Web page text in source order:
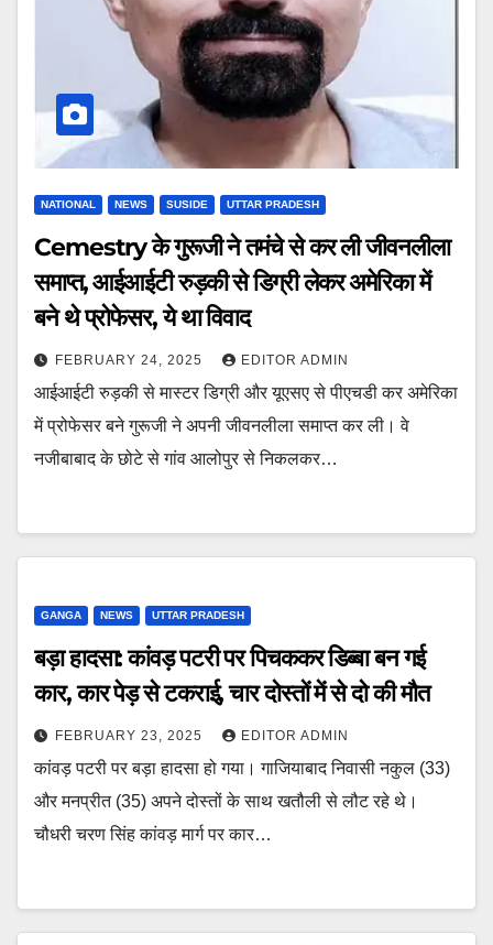
NATIONAL NEWS SUSIDE UTTAR PRADESH
Cemestry के गुरूजी ने तमंचे से कर ली जीवनलीला
समाप्त, आईआईटी रुड़की से डिग्री लेकर अमेरिका में
बने थे प्रोफेसर, ये था विवाद
FEBRUARY 24, 2025 EDITOR ADMIN
आईआईटी रुड़की से मास्टर डिग्री और यूएसए से पीएचडी कर अमेरिका
में प्रोफेसर बने गुरूजी ने अपनी जीवनलीला समाप्त कर ली। वे
नजीबाबाद के छोटे से गांव आलोपुर से निकलकर…
GANGA NEWS UTTAR PRADESH
बड़ा हादसा: कांवड़ पटरी पर पिचककर डिब्बा बन गई
कार, कार पेड़ से टकराई, चार दोस्तों में से दो की मौत
FEBRUARY 23, 2025 EDITOR ADMIN
कांवड़ पटरी पर बड़ा हादसा हो गया। गाजियाबाद निवासी नकुल (33)
और मनप्रीत (35) अपने दोस्तों के साथ खतौली से लौट रहे थे।
चौधरी चरण सिंह कांवड़ मार्ग पर कार…